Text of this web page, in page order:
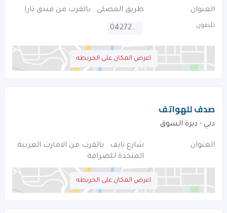
العنوان طريق المصلى . بالقرب من فندق تارا
تليفون 042722331
اعرض المكان على الخريطه
صدف للهواتف
دبي - ديرة السوق
العنوان
شارع نايف . بالقرب من الامارت العربية
المتحدة للصرافة
اعرض المكان على الخريطه